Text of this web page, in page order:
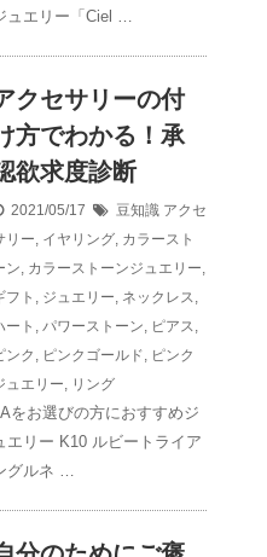
ュエリー「Ciel …
クセサリーの付
方でわかる！承
欲求度診断
2021/05/17 豆知識 アクセ
リー, イヤリング, カラースト
ン, カラーストーンジュエリー,
フト , ジュエリー, ネックレス,
ート , パワーストーン, ピアス,
ンク , ピンクゴールド, ピンク
ュエリー, リング
Aをお選びの方におすすめジ
エリー K10 ルビートライア
グルネ …